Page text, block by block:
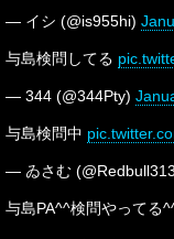
— イシ (@is955hi)
与島検問してる
— 344 (@344Pty)
与島検問中
— ゐさむ
与島PA^^検問やってる